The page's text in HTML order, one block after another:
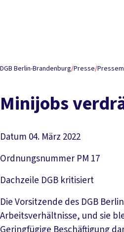
DGB Berlin-Brandenburg/Presse/
Minijobs
Datum 04. März 2022
Ordnungsnummer PM 17
Dachzeile DGB kritisiert
Die Vorsitzende des DGB
Arbeitsverhältnisse, und sie